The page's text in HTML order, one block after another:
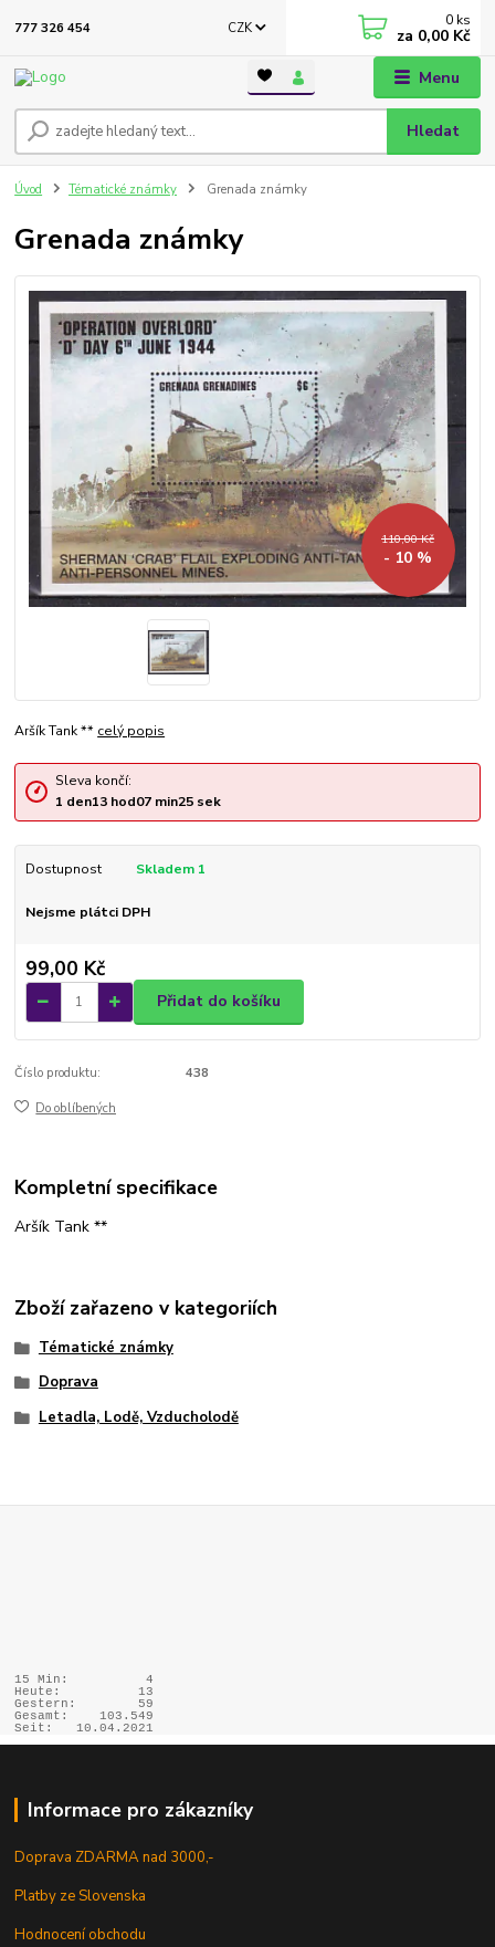
Menu
CZK
Hledat
777 326 454 0 ks
za 0,00 Kč
Úvod Tématické známky Grenada známky
Grenada známky
110,00 Kč
- 10 %
Aršík Tank ** celý popis
Sleva končí:
1 den13hod07min24sek
Dostupnost Skladem 1
Nejsme plátci DPH
99,00 Kč
Přidat do košíku
Číslo produktu: 438
Do oblíbených
Kompletní specifikace
Aršík Tank **
Zboží zařazeno v kategoriích
Tématické známky
Doprava
Letadla, Lodě, Vzducholodě
15 Min:
4
Heute:
13
Gestern:
59
Gesamt:
103.549
Seit:
10.04.2021
Informace pro zákazníky
Doprava ZDARMA nad 3000,-
Platby ze Slovenska
Hodnocení obchodu